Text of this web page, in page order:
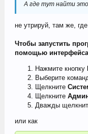
А где тут найти
не утрируй, там же,
Чтобы запустить
помощью
Нажмите кнопку
Выберите
Щелкните
Щелкните
Дважды
или как